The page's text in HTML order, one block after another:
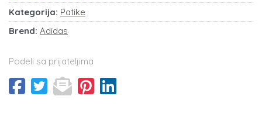
Kategorija: Patike
Brend: Adidas
Podeli sa prijateljima